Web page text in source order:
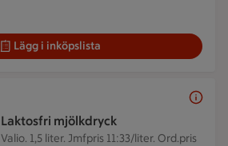
Lägg i inköpslista
Laktosfri mjölkdryck
Valio. 1,5 liter. Jmfpris 11:33/liter. Ord.pris